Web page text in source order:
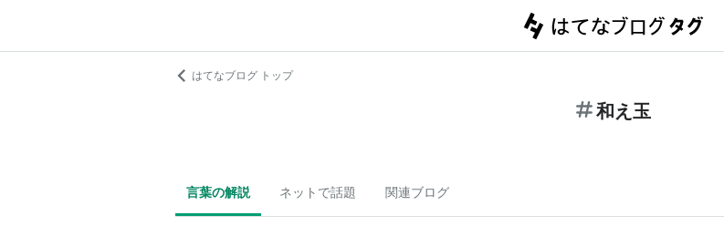
はてなブログ トップ
和え玉
言葉の解説 ネットで話題 関連ブログ